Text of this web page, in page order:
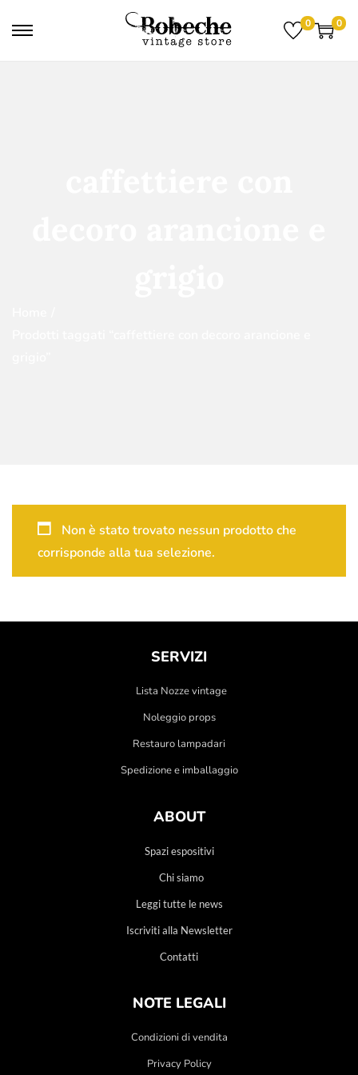
0 0
Non è stato trovato nessun prodotto che
corrisponde alla tua selezione.
SERVIZI
Lista Nozze vintage
Noleggio props
Restauro lampadari
Spedizione e imballaggio
ABOUT
Spazi espositivi
Chi siamo
Leggi tutte le news
Iscriviti alla Newsletter
Contatti
NOTE LEGALI
Condizioni di vendita
Privacy Policy